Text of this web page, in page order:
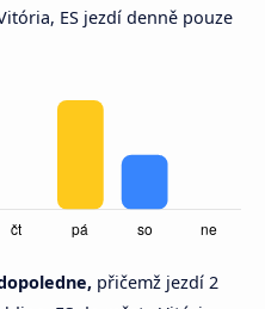
ES jezdí denně pouze
přičemž jezdí 2